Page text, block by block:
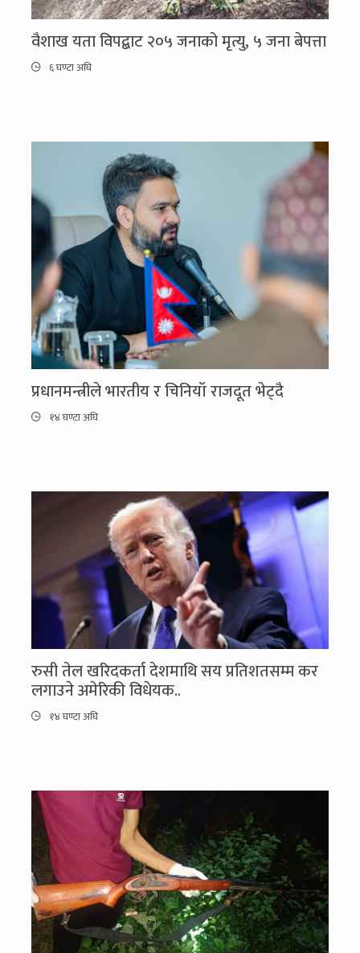
वैशाख यता विपद्बाट २०५ जनाको मृत्यु, ५ जना बेपत्ता
६ घण्टा अघि
प्रधानमन्त्रीले भारतीय र चिनियाँ राजदूत भेट्दै
१४ घण्टा अघि
रुसी तेल खरिदकर्ता देशमाथि सय प्रतिशतसम्म कर
लगाउने अमेरिकी विधेयक..
१४ घण्टा अघि